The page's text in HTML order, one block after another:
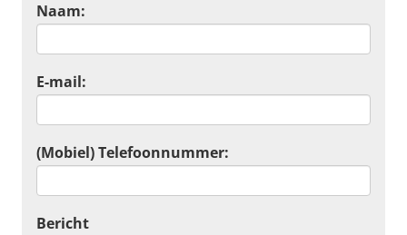
Naam:
E-mail:
(Mobiel) Telefoonnummer:
Bericht